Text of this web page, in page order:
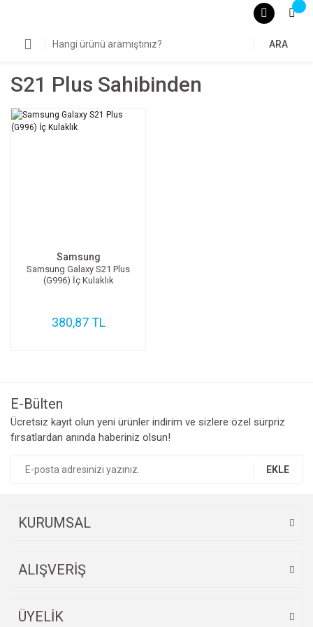
ARA
S21 Plus Sahibinden
Samsung
Samsung Galaxy S21 Plus
(G996) İç Kulaklık
380,87 TL
E-Bülten
Ücretsiz kayıt olun yeni ürünler indirim ve sizlere özel sürpriz
fırsatlardan anında haberiniz olsun!
EKLE
KURUMSAL
ALIŞVERİŞ
ÜYELİK